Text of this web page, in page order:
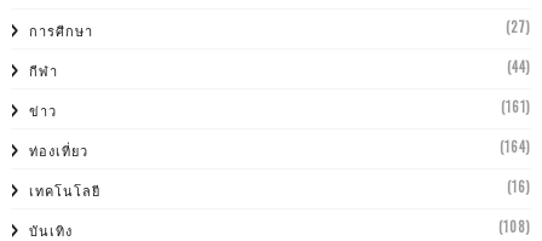
การศีกษา (27)
กีฬา (44)
ข่าว (161)
ท่องเที่ยว (164)
เทคโนโลยี (16)
บันเทิง (108)